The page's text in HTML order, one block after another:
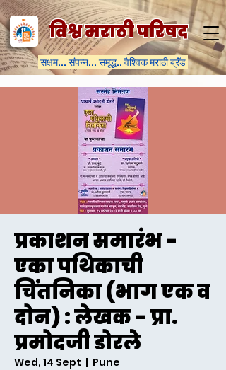
विश्व मराठी परिषद
सक्षम... संपन्न... समृद्ध.. वैश्विक मराठी ब्रॅंड
प्रकाशन समारंभ -
एका पथिकाची
चिंतनिका (भाग एक व
दोन) : लेखक - प्रा.
प्रमोदजी डोरले
Wed, 14 Sept
  |
Pune